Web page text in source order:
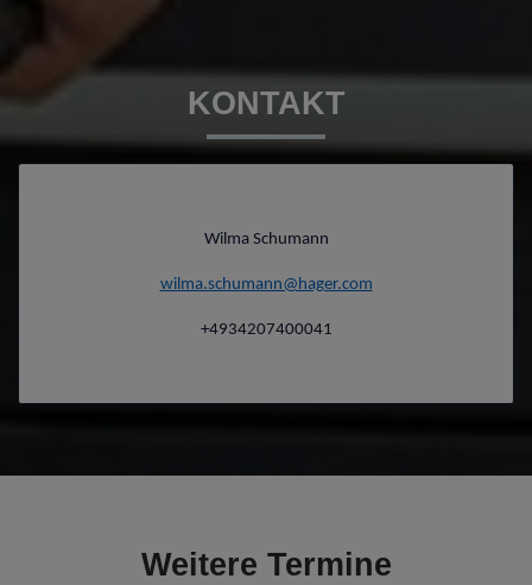
KONTAKT
Wilma Schumann
wilma.schumann@hager.com
+4934207400041
Weitere Termine